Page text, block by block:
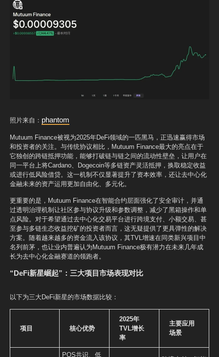
照片来自： phantom
Mutuum Finance被视为2025年DeFi领域的一匹黑马，正迅速赢得市场
和投资者的关注。与传统协议相比，Mutuum Finance最大的亮点在于
它独创的跨链抵押功能，能够打破链与链之间的流动性壁垒，让用户在
同一平台上将Cardano、Dogecoin等多链资产灵活抵押，换取稳定收益
或进行低风险借贷。这一机制不仅显著提升了资本效率，还让去中心化
金融未来的资产运用更加自由化、多元化。
更重要的是，Mutuum Finance在智能合约层面强化了安全审计，并通
过透明治理机制让社区参与协议升级和参数调整，减少了黑箱操作和单
点风险。对于希望通过去中心化交易平台进行跨境支付、小额交易、甚
至参与多链生态收益挖矿的投资者而言，这无疑提供了更具弹性的解决
方案。随着越来越多的资金流入该协议，其TVL增速在同类新兴项目中
名列前茅，也让业内普遍认为Mutuum Finance极有潜力在未来几年成
长为去中心化金融赛道的领跑者。
“DeFi新星崛起”：三大项目市场表现对比
以下为三大DeFi新星的市场数据比较：
项目 核心优势
2025年
TVL增长
率
主要应用
场景
POS共识、低